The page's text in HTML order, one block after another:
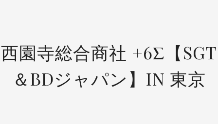
西園寺総合商社 +6Σ【SGT
＆BDジャパン】IN 東京